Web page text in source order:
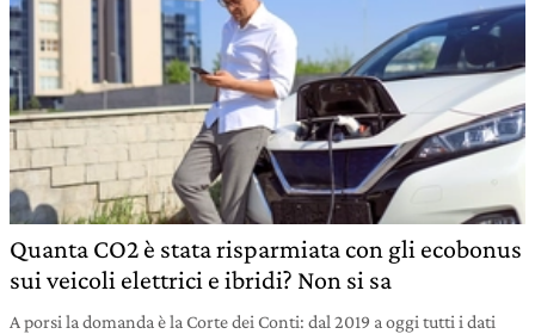
Quanta CO2 è stata risparmiata con gli ecobonus
sui veicoli elettrici e ibridi? Non si sa
A porsi la domanda è la Corte dei Conti: dal 2019 a oggi tutti i dati